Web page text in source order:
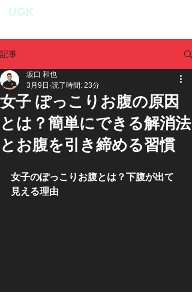
UGK
記事
女子 ぽっこりお腹の原因
とは？簡単にできる解消法
とお腹を引き締める習慣
坂口 和也
3月9日 読了時間: 23分
女子のぽっこりお腹とは？下腹が出て
見える理由